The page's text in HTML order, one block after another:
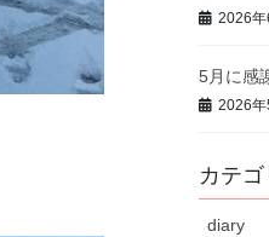
2026年
5月に感
2026年
カテ
diary